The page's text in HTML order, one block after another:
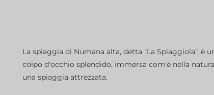
La spiaggia di Numana alta, detta "La Spiaggiola", è
colpo d'occhio splendido, immersa com'è nella
una spiaggia attrezzata.